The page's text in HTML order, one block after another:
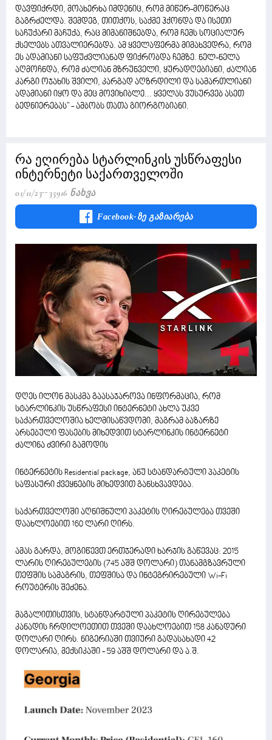
დავფიქრდი, მოახერხა იმდენიც, რომ მიწერ-მოწერაც
გაგრძელდა. შემდეგ, თითქოს, საქმე ჰქონდა და ისეთი
საჩუქარი მაჩუქა, რაც მიმანიშნებდა, რომ ჩემს სოციალურ
ქსელებს ათვალიერებდა. ამ ყველაფერმა მიმახვედრა, რომ
ეს ადამიანი საფუძვლიანად ფიქრობდა ჩემზე. ნელ-ნელა
აღმოჩნდა, რომ ძალიან მზრუნველი, ყურადღებიანი, ძალიან
კარგი ოჯახის შვილი, კარგად აღზრდილი და სამართლიანი
ადამიანი იყო და მეც მოვიხიბლე... ყველას ვუსურვებ ასეთ
ბედნიერებას" - ამბობს თათა გიორგობიანი.
რა ეღირება სტარლინკის უსწრაფესი
ინტერნეტი საქართველოში
01/11/23 35916 Ნახვა
Facebook-Ზე Გაზიარება
დღეს ილონ მასკმა გაასაჯაროვა ინფორმაცია, რომ
სტარლინკის უსწრაფესი ინტერნეტი ახლა უკვე
საქართველოშია ხელმისაწვდომი, მაგრამ ბაზარზე
არსებული ფასების მიხედვით სტარლინკის ინტერნეტი
ძალინა ძვირი გამოდის
ინტერნეტის Residential package, ანუ სტანდარტული პაკეტის
საფასური ქვეყნების მიხედვით განსხვავდება.
საქართველოში აღნიშნული პაკეტის ღირებულება თვეში
დაახლოებით 160 ლარი ღირს.
ამას გარდა, მოგიწევთ ერთჯერადი ხარჯის გაწევაც: 2015
ლარის ღირებულების (745 აშშ დოლარი) თანამგზავრული
თეფშის სამაგრის, თეფშისა და ინტეგრირებული Wi-Fi
როუტერის შეძენა.
მაგალითისთვის, სტანდარტული პაკეტის ღირებულება
კანადის ჩრდილოეთით თვეში დაახლოებით 158 კანადური
დოლარი ღირს. ნიგერიაში თვიური გადასახადი 42
დოლარია, მექსიკაში - 59 აშშ დოლარი და ა.შ.